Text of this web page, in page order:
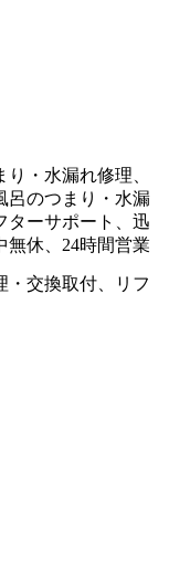
・水漏れ修理、
呂のつまり・水漏
ターサポート、迅
無休、24時間営業
・交換取付、リフ